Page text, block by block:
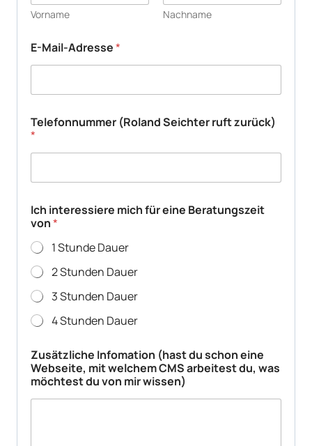
Vorname Nachname
E-Mail-Adresse*
u
r
ü
k
N
a
m
e
B
e
a
u
g
s
z
e
i
Telefonnummer (Roland Seichter ruft zurück)
*
Ich interessiere mich für eine Beratungszeit
von*
1 Stunde Dauer
2 Stunden Dauer
3 Stunden Dauer
4 Stunden Dauer
Zusätzliche Infomation (hast du schon eine
Webseite, mit welchem CMS arbeitest du, was
möchtest du von mir wissen)